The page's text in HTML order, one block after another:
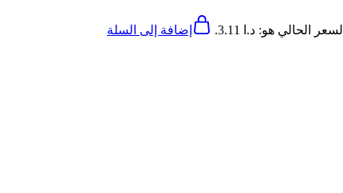
السعر الحالي هو: د.ا 3.11. إضافة إلى السلة